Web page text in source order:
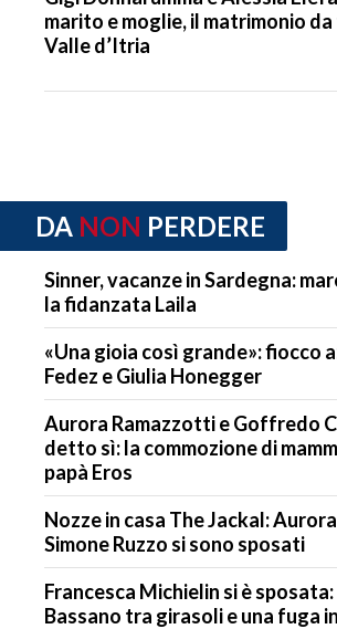
marito e moglie, il matrimonio
Valle d’Itria
DA NON PERDERE
Sinner, vacanze in Sardegna:
la fidanzata Laila
«Una gioia così grande»: fiocco
Fedez e Giulia Honegger
Aurora Ramazzotti e Goffredo
detto sì: la commozione di
papà Eros
Nozze in casa The Jackal:
Simone Ruzzo si sono sposati
Francesca Michielin si è sposata:
Bassano tra girasoli e una fuga